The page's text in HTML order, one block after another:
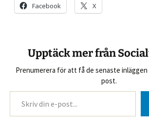
Facebook X
Upptäck mer från
Prenumerera för att få de senaste inläggen
post.
Skriv din e-post...